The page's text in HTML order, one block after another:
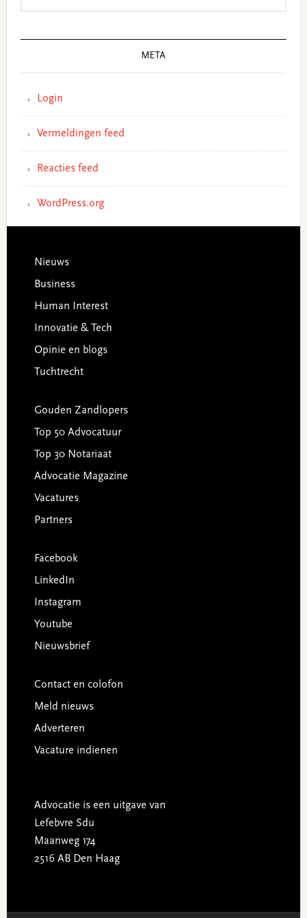
META
Login
Vermeldingen feed
Reacties feed
WordPress.org
Footer
Nieuws
Business
Human Interest
Innovatie & Tech
Opinie en blogs
Tuchtrecht
Gouden Zandlopers
Top 50 Advocatuur
Top 30 Notariaat
Advocatie Magazine
Vacatures
Partners
Facebook
LinkedIn
Instagram
Youtube
Nieuwsbrief
Contact en colofon
Meld nieuws
Adverteren
Vacature indienen
Advocatie is een uitgave van
Lefebvre Sdu
Maanweg 174
2516 AB Den Haag